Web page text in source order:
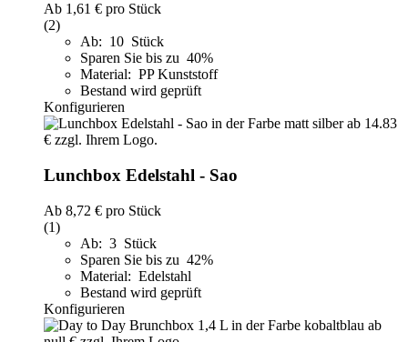
Ab 1,61 € pro Stück
(2)
Ab: 10 Stück
Sparen Sie bis zu 40%
Material: PP Kunststoff
Bestand wird geprüft
Konfigurieren
Lunchbox Edelstahl - Sao
Ab 8,72 € pro Stück
(1)
Ab: 3 Stück
Sparen Sie bis zu 42%
Material: Edelstahl
Bestand wird geprüft
Konfigurieren